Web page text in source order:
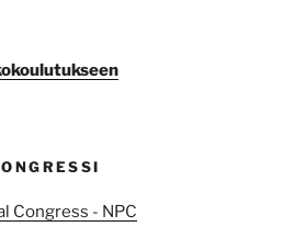
Congress - NPC